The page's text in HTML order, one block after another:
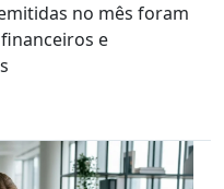
no mês foram
e